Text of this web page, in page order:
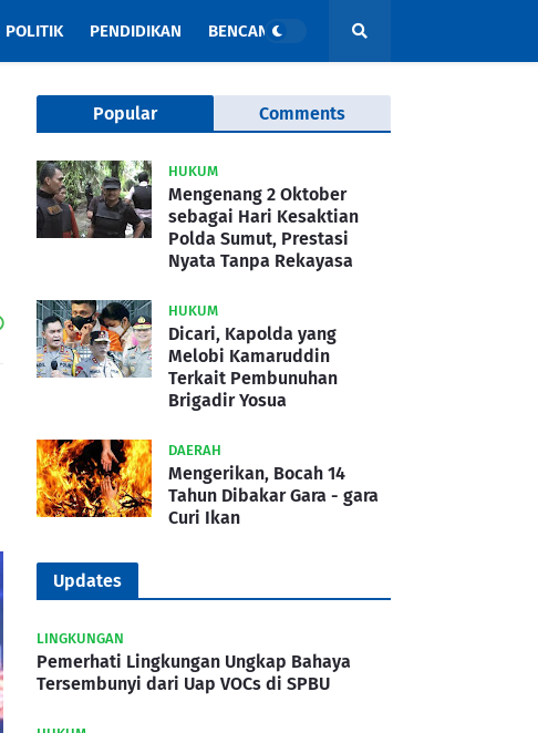
POLITIK PENDIDIKAN BENCANA
Popular Comments
HUKUM
Mengenang 2 Oktober
sebagai Hari Kesaktian
Polda Sumut, Prestasi
Nyata Tanpa Rekayasa
HUKUM
Dicari, Kapolda yang
Melobi Kamaruddin
Terkait Pembunuhan
Brigadir Yosua
DAERAH
Mengerikan, Bocah 14
Tahun Dibakar Gara - gara
Curi Ikan
Updates
LINGKUNGAN
Pemerhati Lingkungan Ungkap Bahaya
Tersembunyi dari Uap VOCs di SPBU